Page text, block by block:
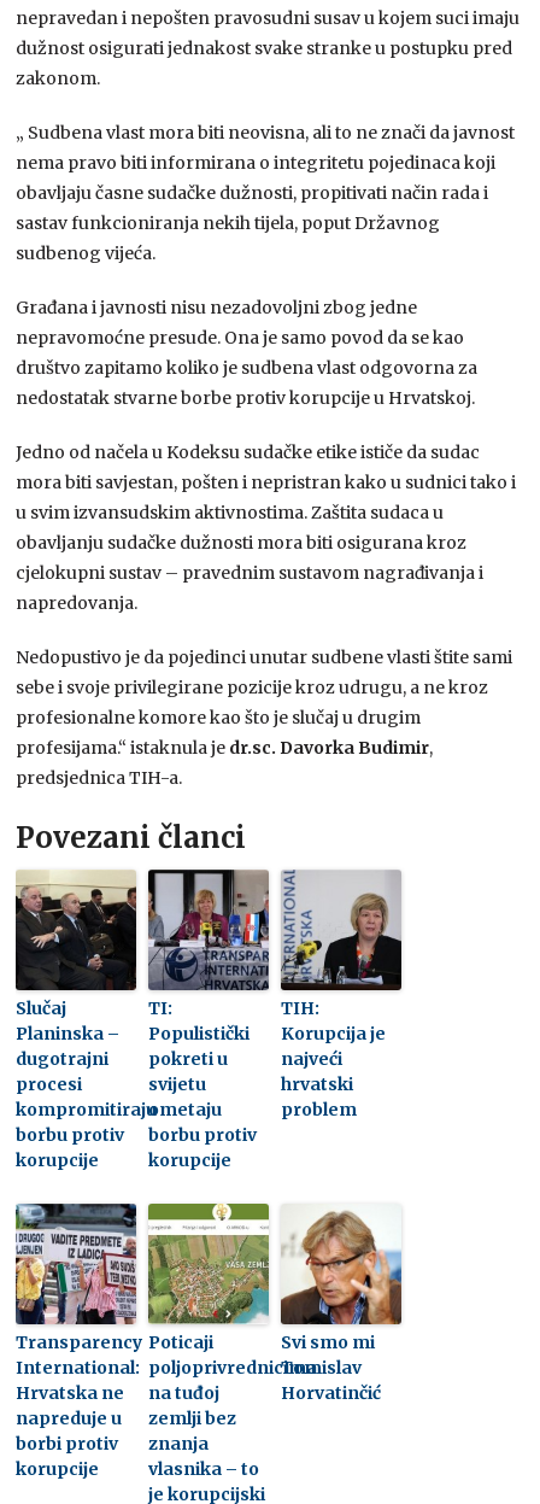
nepravedan i nepošten pravosudni susav u kojem suci imaju
dužnost osigurati jednakost svake stranke u postupku pred
zakonom.
„ Sudbena vlast mora biti neovisna, ali to ne znači da javnost
nema pravo biti informirana o integritetu pojedinaca koji
obavljaju časne sudačke dužnosti, propitivati način rada i
sastav funkcioniranja nekih tijela, poput Državnog
sudbenog vijeća.
Građana i javnosti nisu nezadovoljni zbog jedne
nepravomoćne presude. Ona je samo povod da se kao
društvo zapitamo koliko je sudbena vlast odgovorna za
nedostatak stvarne borbe protiv korupcije u Hrvatskoj.
Jedno od načela u Kodeksu sudačke etike ističe da sudac
mora biti savjestan, pošten i nepristran kako u sudnici tako i
u svim izvansudskim aktivnostima. Zaštita sudaca u
obavljanju sudačke dužnosti mora biti osigurana kroz
cjelokupni sustav – pravednim sustavom nagrađivanja i
napredovanja.
Nedopustivo je da pojedinci unutar sudbene vlasti štite sami
sebe i svoje privilegirane pozicije kroz udrugu, a ne kroz
profesionalne komore kao što je slučaj u drugim
profesijama.“ istaknula je dr.sc. Davorka Budimir,
predsjednica TIH-a.
Povezani članci
Slučaj
Planinska –
dugotrajni
procesi
kompromitiraju
borbu protiv
korupcije
TI:
Populistički
pokreti u
svijetu
ometaju
borbu protiv
korupcije
TIH:
Korupcija je
najveći
hrvatski
problem
Transparency
International:
Hrvatska ne
napreduje u
borbi protiv
korupcije
Poticaji
poljoprivrednicima
na tuđoj
zemlji bez
znanja
vlasnika – to
je korupcijski
Svi smo mi
Tomislav
Horvatinčić